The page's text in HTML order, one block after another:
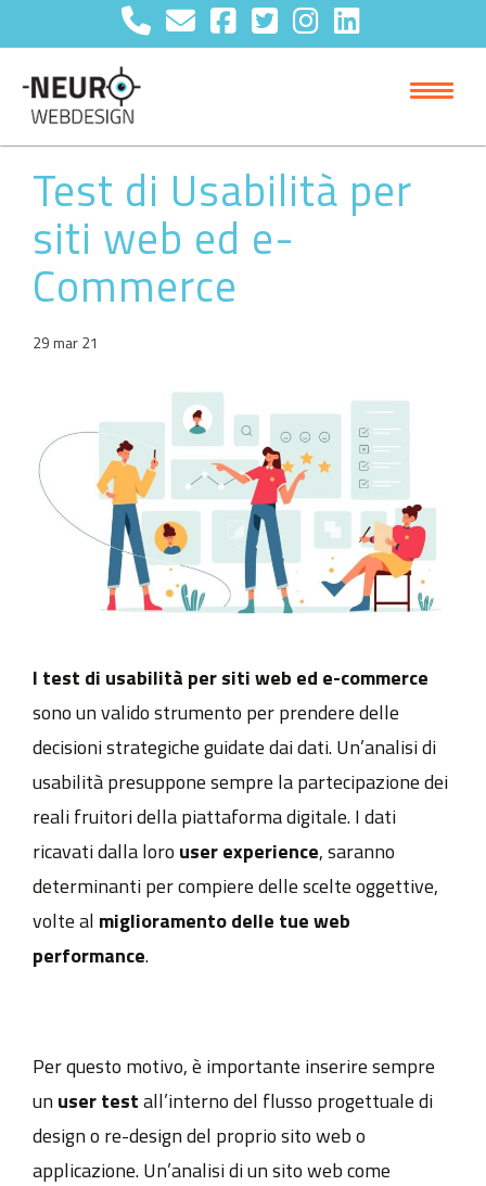
Test di Usabilità per
siti web ed e-
Commerce
29 mar 21
I test di usabilità per siti web ed e-commerce
sono un valido strumento per prendere delle
decisioni strategiche guidate dai dati. Un’analisi di
usabilità presuppone sempre la partecipazione dei
reali fruitori della piattaforma digitale. I dati
ricavati dalla loro user experience, saranno
determinanti per compiere delle scelte oggettive,
volte al miglioramento delle tue web
performance.
Per questo motivo, è importante inserire sempre
un user testall’interno del flusso progettuale di
design o re-design del proprio sito web o
applicazione. Un’analisi di un sito web come